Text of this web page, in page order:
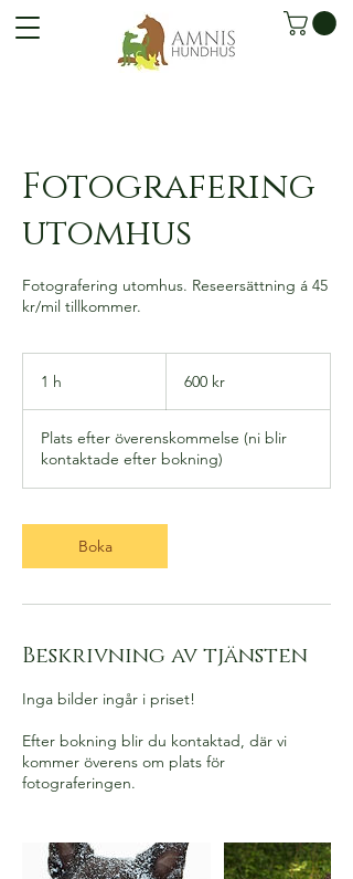
Fotografering
utomhus
Fotografering utomhus. Reseersättning á 45
kr/mil tillkommer.
1 h
kronor600 kr
Plats efter överenskommelse (ni blir
kontaktade efter bokning)
Boka
Beskrivning av tjänsten
Inga bilder ingår i priset!
Efter bokning blir du kontaktad, där vi
kommer överens om plats för
fotograferingen.